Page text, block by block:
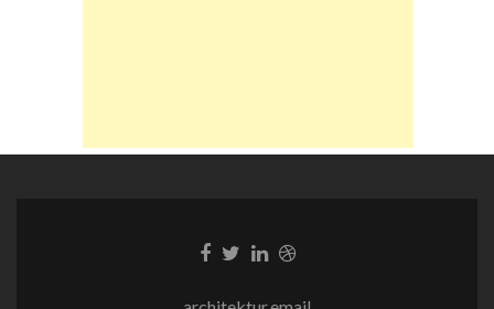
Facebook-
Twitter-
LinkedIn-
Dribble-